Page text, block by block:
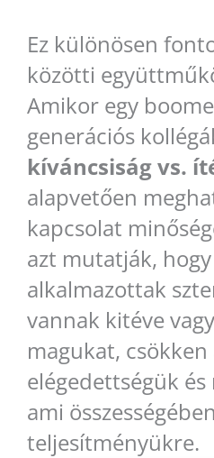
Ez különösen
közötti
Amikor egy
generációs
kíváncsiság vs.
alapvetően
kapcsolat
azt mutatják,
alkalmazottak
vannak kitéve
magukat,
elégedettségük
ami
teljesítményükre.